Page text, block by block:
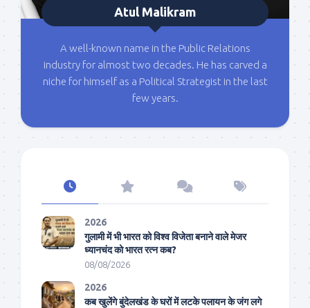
Atul Malikram
A well-known name in the Public Relations
industry for almost two decades. He has carved a
niche for himself as a Political Strategist in the last
few years.
2026
गुलामी में भी भारत को विश्व विजेता बनाने वाले मेजर
ध्यानचंद को भारत रत्न कब?
08/08/2026
2026
कब खुलेंगे बुंदेलखंड के घरों में लटके पलायन के जंग लगे